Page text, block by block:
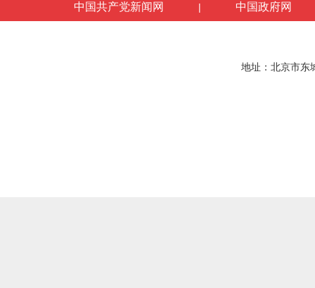
中国共产党新闻网 | 中国政府网
地址：北京市东